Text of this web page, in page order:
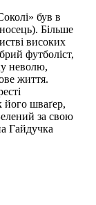
був в
Більше
високих
футболіст,
неволю,
життя.
його шваґер,
за свою
Гайдучка